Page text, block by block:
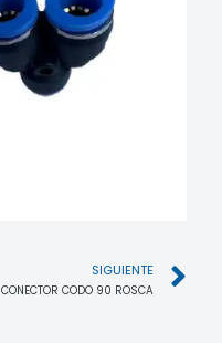
SIGUIENTE
CONECTOR CODO 90 ROSCA